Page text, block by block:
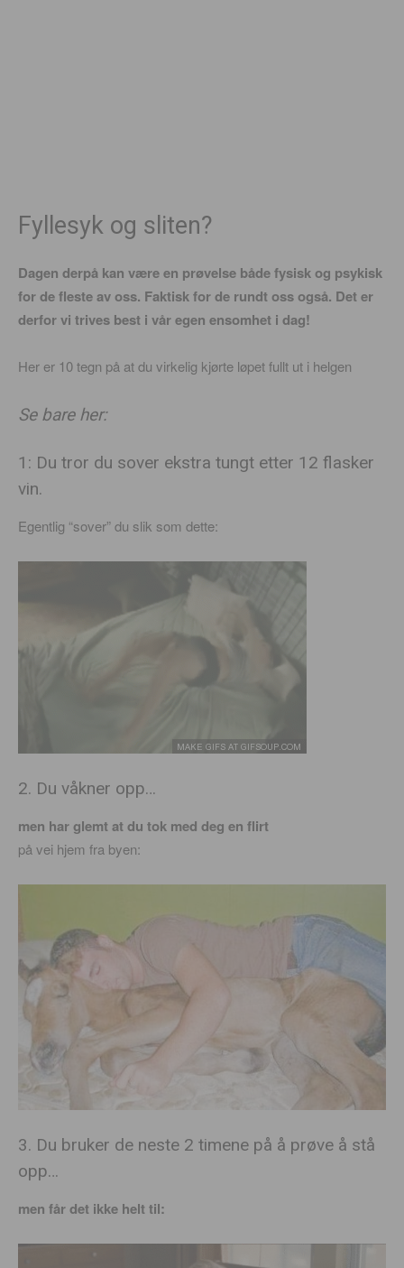
Fyllesyk og sliten?
Dagen derpå kan være en prøvelse både fysisk og psykisk
for de fleste av oss. Faktisk for de rundt oss også. Det er
derfor vi trives best i vår egen ensomhet i dag!
Her er 10 tegn på at du virkelig kjørte løpet fullt ut i helgen
Se bare her:
1: Du tror du sover ekstra tungt etter 12 flasker
vin.
Egentlig “sover” du slik som dette:
2. Du våkner opp…
men har glemt at du tok med deg en flirt
på vei hjem fra byen:
3. Du bruker de neste 2 timene på å prøve å stå
opp…
men får det ikke helt til: